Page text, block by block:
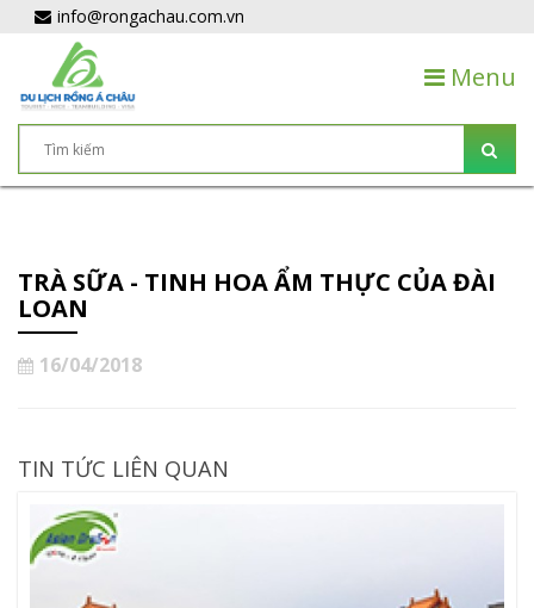
info@rongachau.com.vn
Menu
TRÀ SỮA - TINH HOA ẨM THỰC CỦA ĐÀI
LOAN
16/04/2018
TIN TỨC LIÊN QUAN